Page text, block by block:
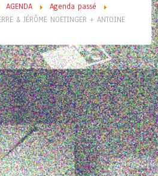
AGENDA
Agenda passé
& JÉRÔME NOETINGER + ANTOINE